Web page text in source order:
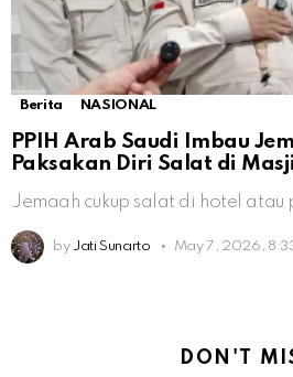
Berita NASIONAL
PPIH Arab Saudi Imbau
Paksakan Diri Salat di
Jemaah cukup salat di hotel atau
by Jati Sunarto May 7, 2026,
DON'T